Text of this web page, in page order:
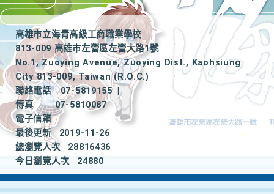
高雄市立海青高級工商職業學校
813-009 高雄市左營區左營大路1號
No.1, Zuoying Avenue, Zuoying Dist., Kaohsiung
City 813-009, Taiwan (R.O.C.)
聯絡電話
07-5819155
|
傳真
07-5810087
電子信箱
最後更新
2019-11-26
總瀏覽人次
28816436
今日瀏覽人次
24880